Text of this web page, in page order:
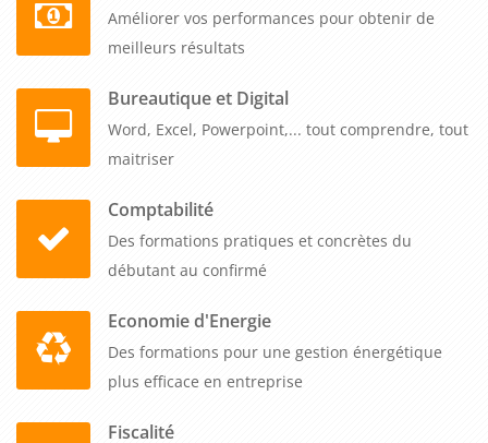
Améliorer vos performances pour obtenir de
meilleurs résultats
Bureautique et Digital
Word, Excel, Powerpoint,... tout comprendre, tout
maitriser
Comptabilité
Des formations pratiques et concrètes du
débutant au confirmé
Economie d'Energie
Des formations pour une gestion énergétique
plus efficace en entreprise
Fiscalité